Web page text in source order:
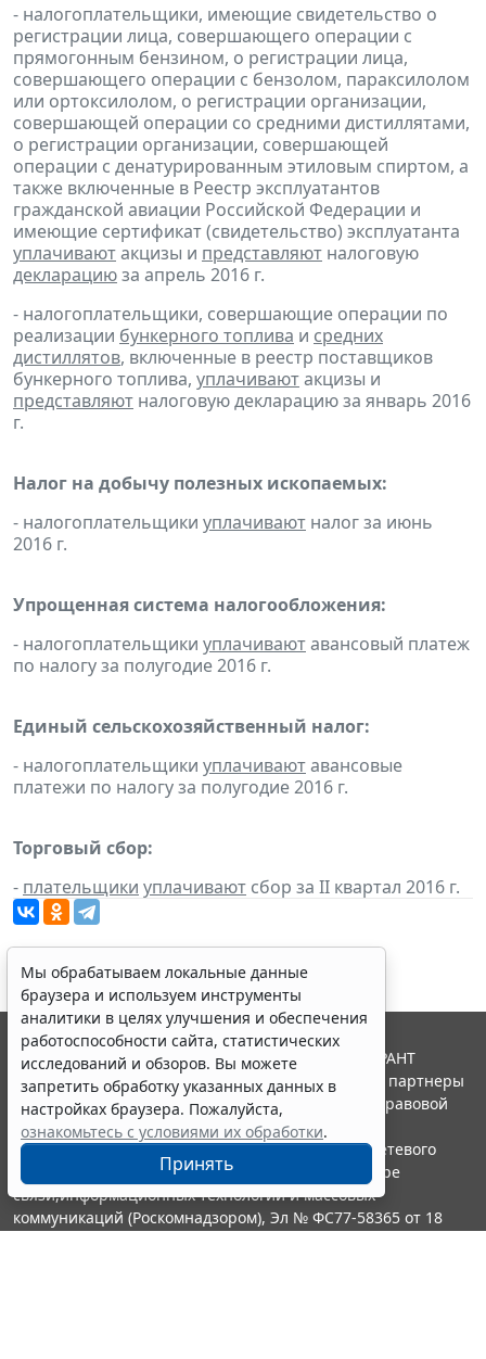
- налогоплательщики, имеющие свидетельство о
регистрации лица, совершающего операции с
прямогонным бензином, о регистрации лица,
совершающего операции с бензолом, параксилолом
или ортоксилолом, о регистрации организации,
совершающей операции со средними дистиллятами,
о регистрации организации, совершающей
операции с денатурированным этиловым спиртом, а
также включенные в Реестр эксплуатантов
гражданской авиации Российской Федерации и
имеющие сертификат (свидетельство) эксплуатанта
уплачиваютакцизы и представляют налоговую
декларациюза апрель 2016 г.
- налогоплательщики, совершающие операции по
реализации бункерного топлива и средних
дистиллятов, включенные в реестр поставщиков
бункерного топлива, уплачиваютакцизы и
представляют налоговую декларацию за январь 2016
г.
Налог на добычу полезных ископаемых:
- налогоплательщики уплачивают налог за июнь
2016 г.
Упрощенная система налогообложения:
- налогоплательщики уплачиваютавансовый платеж
по налогу за полугодие 2016 г.
Единый сельскохозяйственный налог:
- налогоплательщики уплачиваютавансовые
платежи по налогу за полугодие 2016 г.
Торговый сбор:
- плательщики уплачивают сбор за II квартал 2016 г.
Мы обрабатываем локальные данные
браузера и используем инструменты
аналитики в целях улучшения и обеспечения
работоспособности сайта, статистических
исследований и обзоров. Вы можете
запретить обработку указанных данных в
настройках браузера. Пожалуйста,
ознакомьтесь с условиями их обработки.
Принять
© ООО "НПП "ГАРАНТ-СЕРВИС", 2026. Система ГАРАНТ
выпускается с 1990 года. Компания "Гарант" и ее партнеры
являются участниками Российской ассоциации правовой
информации ГАРАНТ.
Портал ГАРАНТ.РУ зарегистрирован в качестве сетевого
издания Федеральной службой по надзору в сфере
связи,информационных технологий и массовых
коммуникаций (Роскомнадзором), Эл № ФС77-58365 от 18